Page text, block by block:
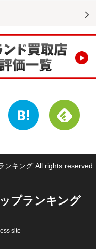
ンキング All rights reserved
プランキング
site